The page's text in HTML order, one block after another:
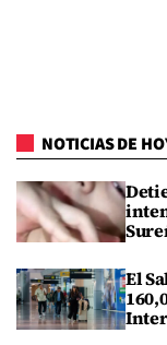
NOTICIAS DE
El